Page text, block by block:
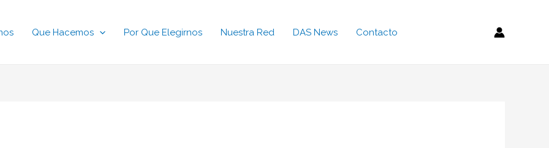
Que Hacemos Por Que Elegirnos Nuestra Red DAS News Contacto